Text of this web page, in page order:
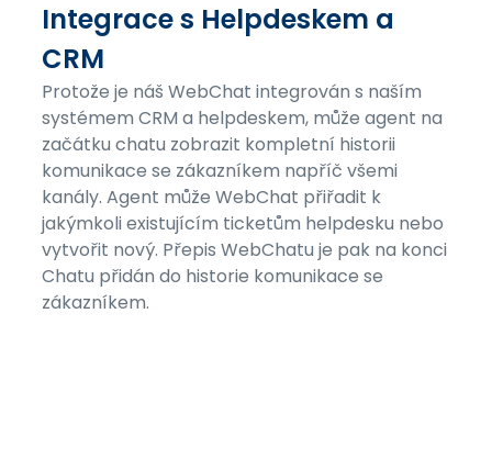
Integrace s Helpdeskem a
CRM
Protože je náš WebChat integrován s naším
systémem CRM a helpdeskem, může agent na
začátku chatu zobrazit kompletní historii
komunikace se zákazníkem napříč všemi
kanály. Agent může WebChat přiřadit k
jakýmkoli existujícím ticketům helpdesku nebo
vytvořit nový. Přepis WebChatu je pak na konci
Chatu přidán do historie komunikace se
zákazníkem.